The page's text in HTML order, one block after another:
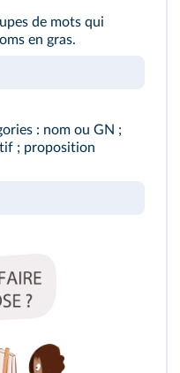
de mots qui
en gras.
: nom ou GN ;
; proposition